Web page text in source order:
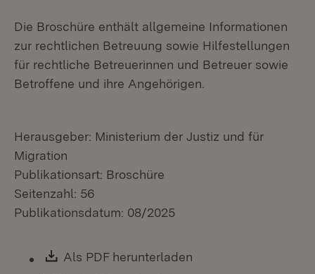
Die Broschüre enthält allgemeine Informationen
zur rechtlichen Betreuung sowie Hilfestellungen
für rechtliche Betreuerinnen und Betreuer sowie
Betroffene und ihre Angehörigen.
Herausgeber: Ministerium der Justiz und für
Migration
Publikationsart: Broschüre
Seitenzahl: 56
Publikationsdatum: 08/2025
Download:
Als PDF herunterladen